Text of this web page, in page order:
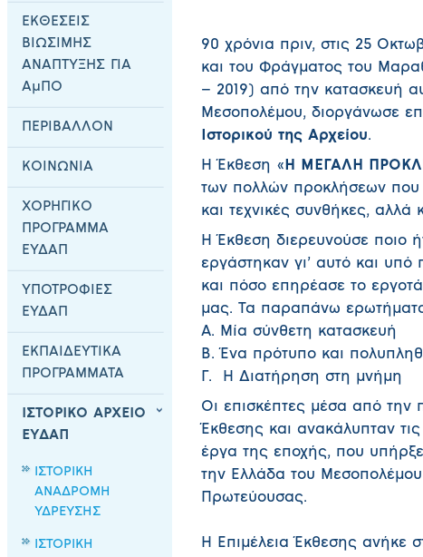
ΕΚΘΕΣΕΙΣ
ΒΙΩΣΙΜΗΣ
ΑΝΑΠΤΥΞΗΣ ΓΙΑ
ΑμΠΟ
ΠΕΡΙΒΑΛΛΟΝ
ΚΟΙΝΩΝΙΑ
ΧΟΡΗΓΙΚΟ
ΠΡΟΓΡΑΜΜΑ
ΕΥΔΑΠ
ΥΠΟΤΡΟΦΙΕΣ
ΕΥΔΑΠ
ΕΚΠΑΙΔΕΥΤΙΚΑ
ΠΡΟΓΡΑΜΜΑΤΑ
ΙΣΤΟΡΙΚΟ ΑΡΧΕΙΟ
ΕΥΔΑΠ
ΙΣΤΟΡΙΚΗ
ΑΝΑΔΡΟΜΗ
ΥΔΡΕΥΣΗΣ
ΙΣΤΟΡΙΚΗ
90 χρόνια πριν, στις 25
και του Φράγματος του
– 2019) από την κατασκευή
Μεσοπολέμου, διοργάνωσε
Ιστορικού της Αρχείου.
Η Έκθεση « Η ΜΕΓΑΛΗ
των πολλών προκλήσεων που
και τεχνικές συνθήκες, αλλά
Η Έκθεση διερευνούσε ποιο
εργάστηκαν γι’ αυτό και
και πόσο επηρέασε το
μας. Τα παραπάνω ερωτήματα
Α. Μία σύνθετη κατασκευή
Β. Ένα πρότυπο και
Γ. Η Διατήρηση στη μνήμη
Οι επισκέπτες μέσα από την
Έκθεσης και ανακάλυπταν
έργα της εποχής, που
την Ελλάδα του Μεσοπολέμου
Πρωτεύουσας.
Η Επιμέλεια Έκθεσης ανήκε